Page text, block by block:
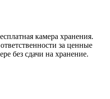
камера хранения.
за ценные
без сдачи на хранение.